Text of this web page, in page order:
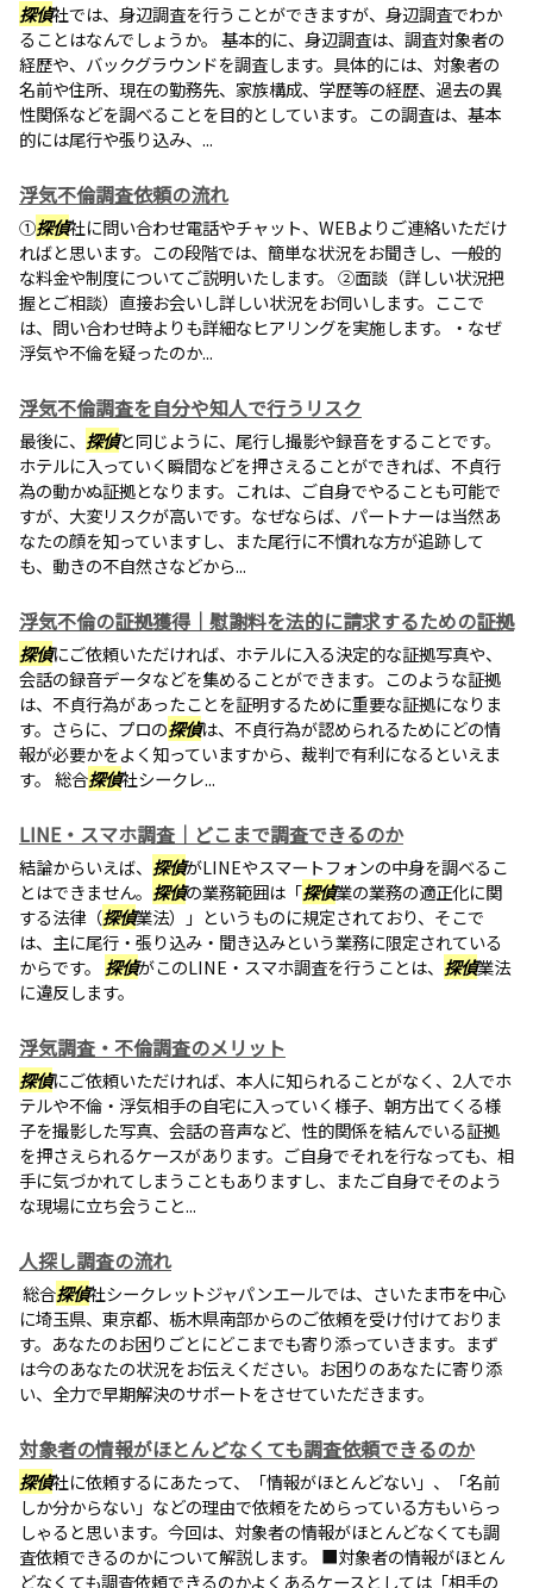
探偵社では、身辺調査を行うことができますが、身辺調査でわか
ることはなんでしょうか。 基本的に、身辺調査は、調査対象者の
経歴や、バックグラウンドを調査します。具体的には、対象者の
名前や住所、現在の勤務先、家族構成、学歴等の経歴、過去の異
性関係などを調べることを目的としています。この調査は、基本
的には尾行や張り込み、...
浮気不倫調査依頼の流れ
①探偵社に問い合わせ電話やチャット、WEBよりご連絡いただけ
ればと思います。この段階では、簡単な状況をお聞きし、一般的
な料金や制度についてご説明いたします。 ②面談（詳しい状況把
握とご相談）直接お会いし詳しい状況をお伺いします。ここで
は、問い合わせ時よりも詳細なヒアリングを実施します。・なぜ
浮気や不倫を疑ったのか...
浮気不倫調査を自分や知人で行うリスク
最後に、 探偵と同じように、尾行し撮影や録音をすることです。
ホテルに入っていく瞬間などを押さえることができれば、不貞行
為の動かぬ証拠となります。これは、ご自身でやることも可能で
すが、大変リスクが高いです。なぜならば、パートナーは当然あ
なたの顔を知っていますし、また尾行に不慣れな方が追跡して
も、動きの不自然さなどから...
浮気不倫の証拠獲得｜慰謝料を法的に請求するための証拠
探偵にご依頼いただければ、ホテルに入る決定的な証拠写真や、
会話の録音データなどを集めることができます。このような証拠
は、不貞行為があったことを証明するために重要な証拠になりま
す。さらに、プロの探偵は、不貞行為が認められるためにどの情
報が必要かをよく知っていますから、裁判で有利になるといえま
す。 総合探偵社シークレ...
LINE・スマホ調査｜どこまで調査できるのか
結論からいえば、 探偵がLINEやスマートフォンの中身を調べるこ
とはできません。 探偵の業務範囲は「探偵業の業務の適正化に関
する法律（探偵業法）」というものに規定されており、そこで
は、主に尾行・張り込み・聞き込みという業務に限定されている
からです。 探偵がこのLINE・スマホ調査を行うことは、 探偵業法
に違反します。
浮気調査・不倫調査のメリット
探偵にご依頼いただければ、本人に知られることがなく、2人でホ
テルや不倫・浮気相手の自宅に入っていく様子、朝方出てくる様
子を撮影した写真、会話の音声など、性的関係を結んでいる証拠
を押さえられるケースがあります。ご自身でそれを行なっても、相
手に気づかれてしまうこともありますし、またご自身でそのよう
な現場に立ち会うこと...
人探し調査の流れ
総合探偵社シークレットジャパンエールでは、さいたま市を中心
に埼玉県、東京都、栃木県南部からのご依頼を受け付けておりま
す。あなたのお困りごとにどこまでも寄り添っていきます。まず
は今のあなたの状況をお伝えください。お困りのあなたに寄り添
い、全力で早期解決のサポートをさせていただきます。
対象者の情報がほとんどなくても調査依頼できるのか
探偵社に依頼するにあたって、「情報がほとんどない」、「名前
しか分からない」などの理由で依頼をためらっている方もいらっ
しゃると思います。今回は、対象者の情報がほとんどなくても調
査依頼できるのかについて解説します。 ■対象者の情報がほとん
どなくても調査依頼できるのかよくあるケースとしては「相手の